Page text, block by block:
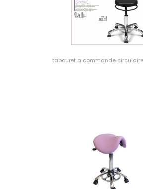
tabouret a commande circulaire